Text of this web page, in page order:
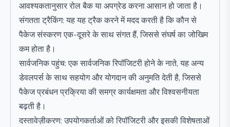
आवश्यकतानुसार रोल बैक या अपग्रेड करना आसान हो जाता है।
संगतता ट्रैकिंग: यह यह ट्रैक करने में मदद करती है कि कौन से
पैकेज संस्करण एक-दूसरे के साथ संगत हैं, जिससे संघर्ष का जोखिम
कम होता है।
सार्वजनिक पहुंच: एक सार्वजनिक रिपॉजिटरी होने के नाते, यह अन्य
डेवलपर्स के साथ सहयोग और योगदान की अनुमति देती है, जिससे
पैकेज प्रबंधन प्रक्रिया की समग्र कार्यक्षमता और विश्वसनीयता
बढ़ती है।
दस्तावेज़ीकरण: उपयोगकर्ताओं को रिपॉजिटरी और इसकी विशेषताओं